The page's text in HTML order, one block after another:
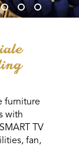
furniture
with
TV
fan,